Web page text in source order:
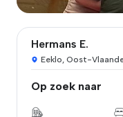
Hermans E.
Eeklo, Oost-
Op zoek naar